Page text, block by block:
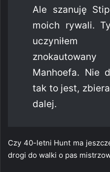
Ale szanuję
moich rywali.
Manhoefa. Nie
tak to jest,
dalej.
Czy 40-letni Hunt ma
drogi do walki o pas